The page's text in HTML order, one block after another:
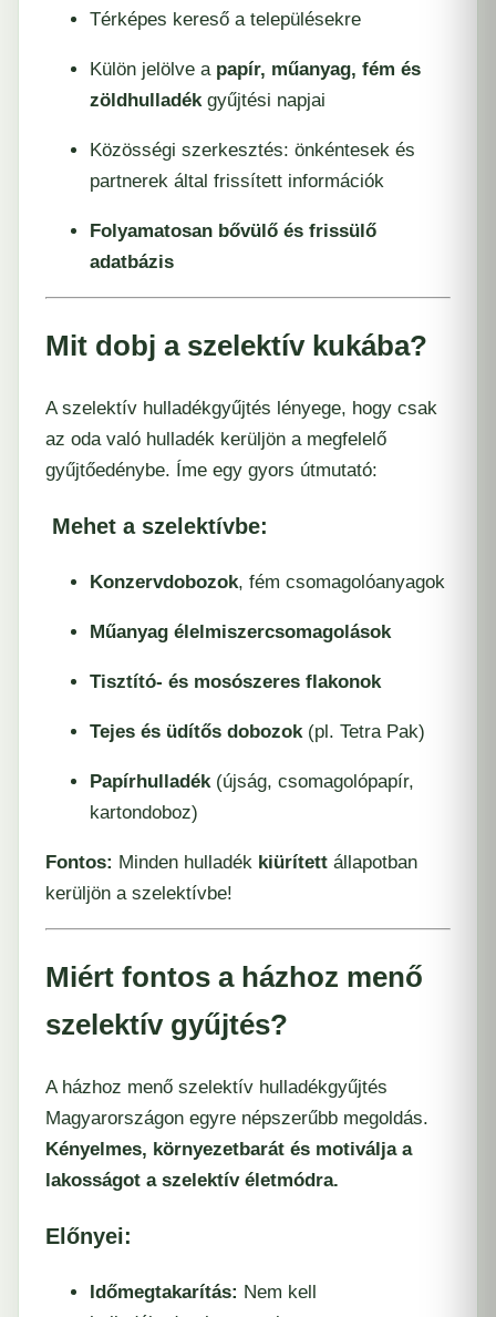
Térképes kereső a településekre
Külön jelölve a papír, műanyag, fém és
zöldhulladék gyűjtési napjai
Közösségi szerkesztés: önkéntesek és
partnerek által frissített információk
Folyamatosan bővülő és frissülő
adatbázis
Mit dobj a szelektív kukába?
A szelektív hulladékgyűjtés lényege, hogy csak
az oda való hulladék kerüljön a megfelelő
gyűjtőedénybe. Íme egy gyors útmutató:
Mehet a szelektívbe:
Konzervdobozok, fém csomagolóanyagok
Műanyag élelmiszercsomagolások
Tisztító- és mosószeres flakonok
Tejes és üdítős dobozok (pl. Tetra Pak)
Papírhulladék (újság, csomagolópapír,
kartondoboz)
Fontos: Minden hulladék kiürített állapotban
kerüljön a szelektívbe!
Miért fontos a házhoz menő
szelektív gyűjtés?
A házhoz menő szelektív hulladékgyűjtés
Magyarországon egyre népszerűbb megoldás.
Kényelmes, környezetbarát és motiválja a
lakosságot a szelektív életmódra.
Előnyei:
Időmegtakarítás: Nem kell